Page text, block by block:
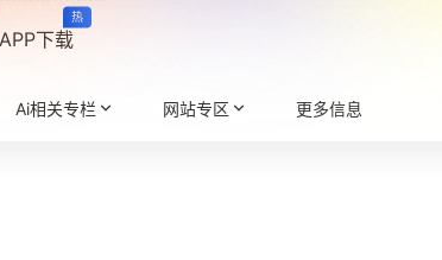
APP下载
热
Ai相关专栏 网站专区 更多信息